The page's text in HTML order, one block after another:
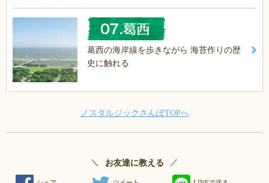
葛西の海岸線を歩きながら 海苔作りの歴
史に触れる
ノスタルジックさんぽTOPへ
＼ お友達に教える ／